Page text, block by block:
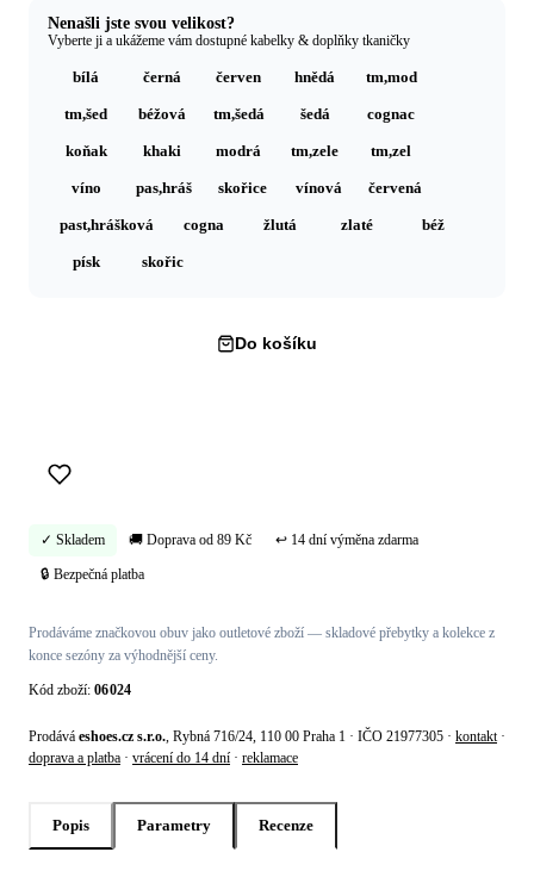
Nenašli jste svou velikost?
Vyberte ji a ukážeme vám dostupné kabelky & doplňky tkaničky
bílá černá červen hnědá tm,mod
tm,šed béžová tm,šedá šedá cognac
koňak khaki modrá tm,zele tm,zel
víno pas,hráš skořice vínová červená
past,hrášková cogna žlutá zlaté béž
písk skořic
Do košíku
✓ Skladem 🚚 Doprava od 89 Kč ↩ 14 dní výměna zdarma
🔒 Bezpečná platba
Prodáváme značkovou obuv jako outletové zboží — skladové přebytky a kolekce z
konce sezóny za výhodnější ceny.
Kód zboží: 06024
Prodává eshoes.cz s.r.o. , Rybná 716/24, 110 00 Praha 1 · IČO 21977305 · kontakt ·
doprava a platba · vrácení do 14 dní · reklamace
Popis Parametry Recenze